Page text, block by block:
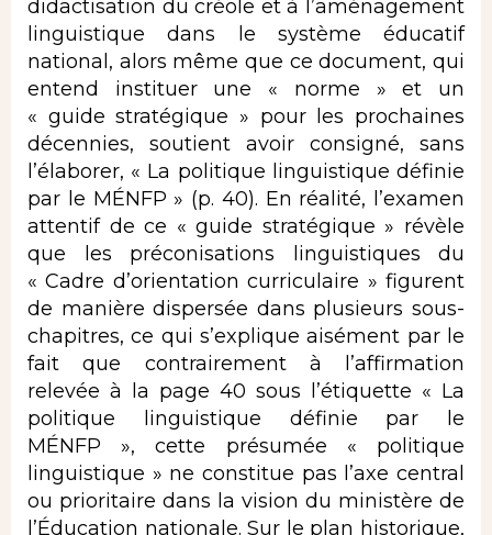
didactisation du créole et à l’aménagement
linguistique dans le système éducatif
national, alors même que ce document, qui
entend instituer une « norme » et un
« guide stratégique » pour les prochaines
décennies, soutient avoir consigné, sans
l’élaborer, « La politique linguistique définie
par le MÉNFP » (p. 40). En réalité, l’examen
attentif de ce « guide stratégique » révèle
que les préconisations linguistiques du
« Cadre d’orientation curriculaire » figurent
de manière dispersée dans plusieurs sous-
chapitres, ce qui s’explique aisément par le
fait que contrairement à l’affirmation
relevée à la page 40 sous l’étiquette « La
politique linguistique définie par le
MÉNFP », cette présumée « politique
linguistique » ne constitue pas l’axe central
ou prioritaire dans la vision du ministère de
l’Éducation nationale. Sur le plan historique,